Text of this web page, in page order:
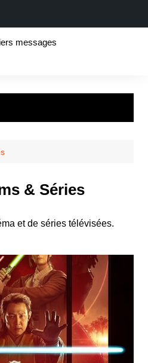
messages
& Séries
et de séries télévisées.